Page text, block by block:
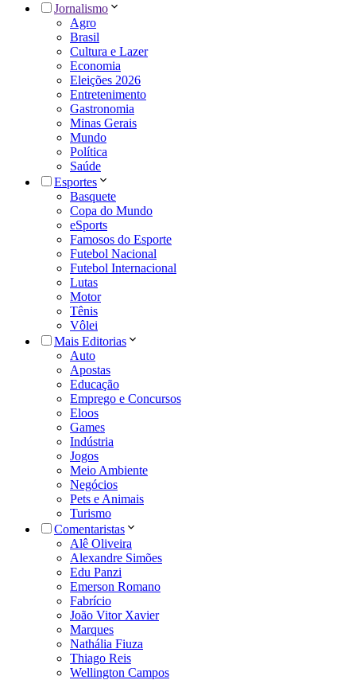
Jornalismo
Agro
Brasil
Cultura e Lazer
Economia
Eleições 2026
Entretenimento
Gastronomia
Minas Gerais
Mundo
Política
Saúde
Esportes
Basquete
Copa do Mundo
eSports
Famosos do Esporte
Futebol Nacional
Futebol Internacional
Lutas
Motor
Tênis
Vôlei
Mais Editorias
Auto
Apostas
Educação
Emprego e Concursos
Eloos
Games
Indústria
Jogos
Meio Ambiente
Negócios
Pets e Animais
Turismo
Comentaristas
Alê Oliveira
Alexandre Simões
Edu Panzi
Emerson Romano
Fabrício
João Vitor Xavier
Marques
Nathália Fiuza
Thiago Reis
Wellington Campos